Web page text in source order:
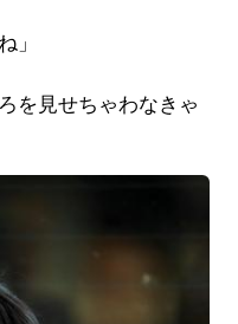
」
を見せちゃわなきゃ